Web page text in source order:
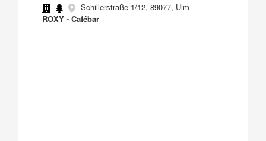
Schillerstraße 1/12, 89077, Ulm
ROXY - Cafébar